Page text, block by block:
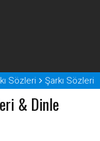
Sözleri Şarkı Sözleri
& Dinle